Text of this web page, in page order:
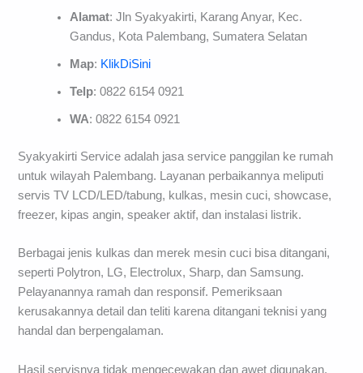
Alamat: Jln Syakyakirti, Karang Anyar, Kec.
Gandus, Kota Palembang, Sumatera Selatan
Map: KlikDiSini
Telp: 0822 6154 0921
WA: 0822 6154 0921
Syakyakirti Service adalah jasa service panggilan ke rumah
untuk wilayah Palembang. Layanan perbaikannya meliputi
servis TV LCD/LED/tabung, kulkas, mesin cuci, showcase,
freezer, kipas angin, speaker aktif, dan instalasi listrik.
Berbagai jenis kulkas dan merek mesin cuci bisa ditangani,
seperti Polytron, LG, Electrolux, Sharp, dan Samsung.
Pelayanannya ramah dan responsif. Pemeriksaan
kerusakannya detail dan teliti karena ditangani teknisi yang
handal dan berpengalaman.
Hasil servisnya tidak mengecewakan dan awet digunakan.